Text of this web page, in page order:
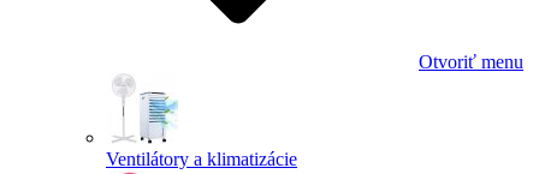
Otvoriť menu
Ventilátory a klimatizácie